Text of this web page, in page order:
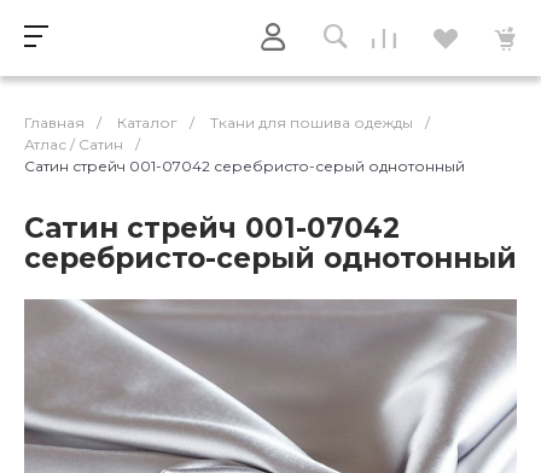
Главная / Каталог / Ткани для пошива одежды
/
Атлас / Cатин
/
Сатин стрейч 001-07042 серебристо-серый однотонный
Сатин стрейч 001-07042
серебристо-серый однотонный